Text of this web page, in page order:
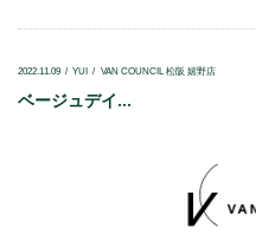
2022.11.09 YUI VAN COUNCIL 松阪 嬉野店
ベージュデイ...